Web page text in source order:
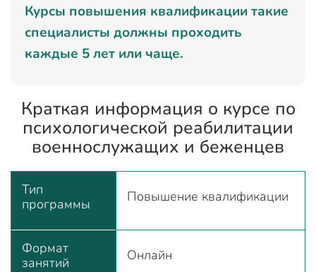
Курсы повышения квалификации такие
специалисты должны проходить
каждые 5 лет или чаще.
Краткая информация о курсе по
психологической реабилитации
военнослужащих и беженцев
Тип
программы
Повышение квалификации
Формат
занятий
Онлайн